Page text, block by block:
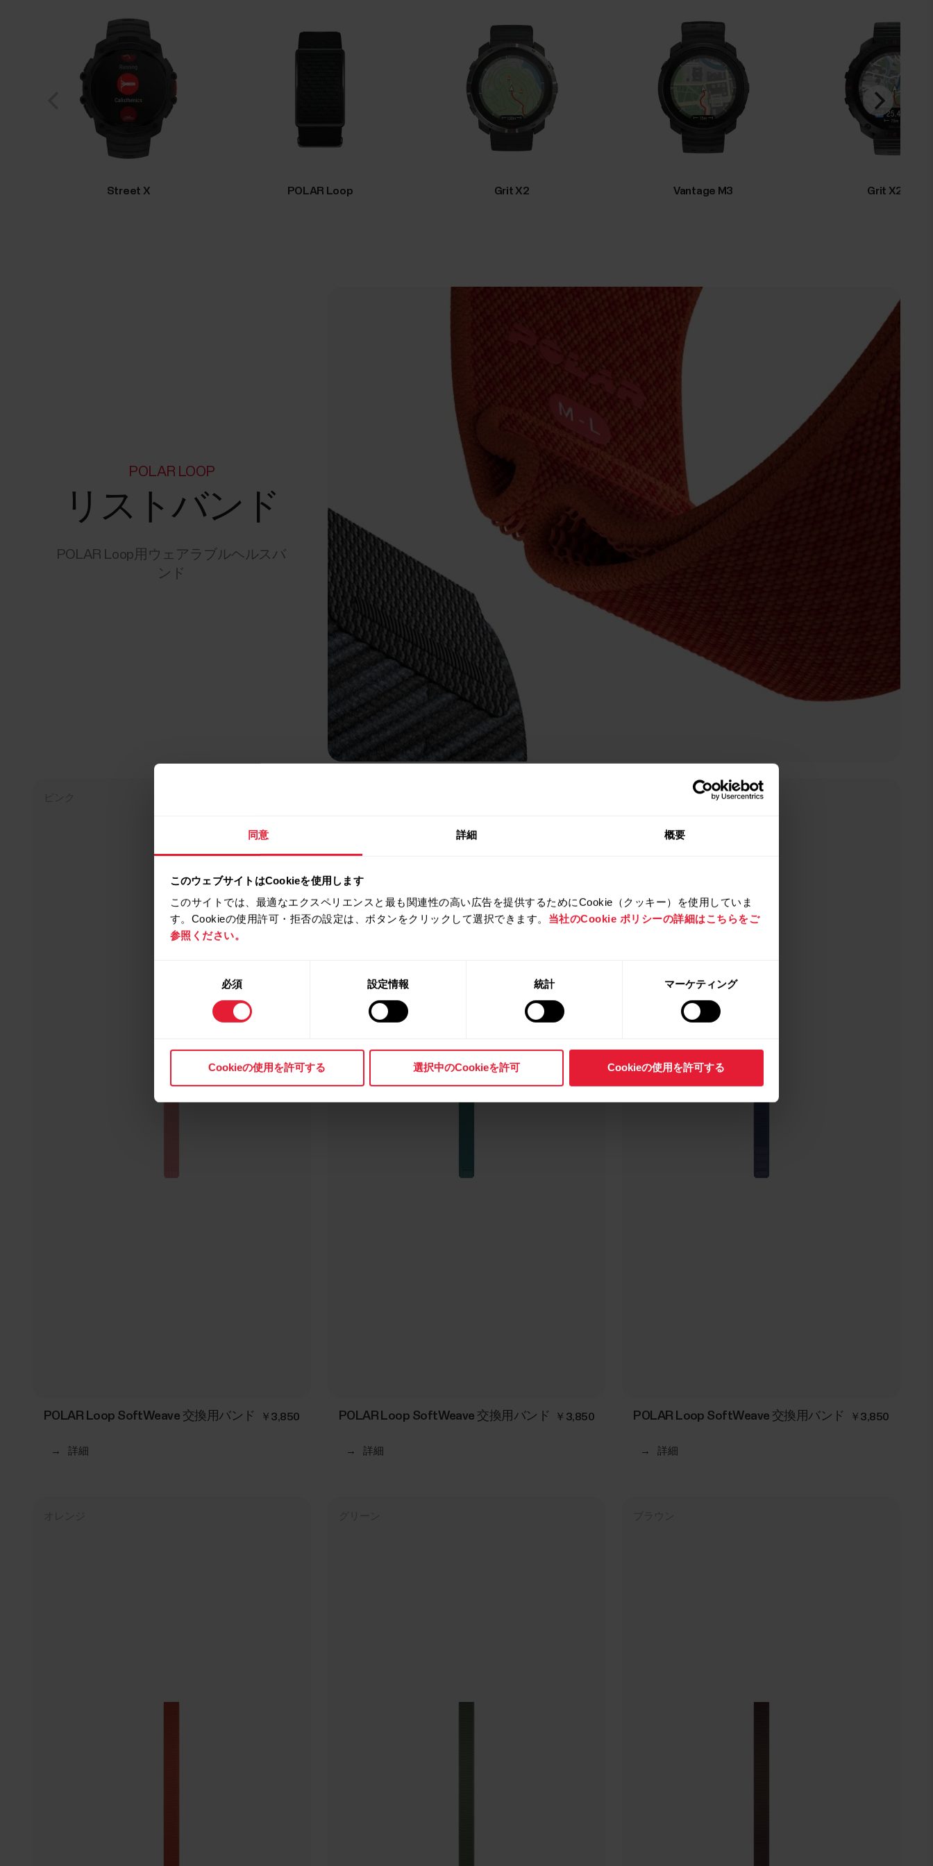
同意 詳細 概要
このウェブサイトはCookieを使用します
このサイトでは、最適なエクスペリエンスと最も関連性の高い広告を提供するためにCookie（クッキー）を使用していま
す。Cookieの使用許可・拒否の設定は、ボタンをクリックして選択できます。 当社のCookie ポリシーの詳細はこちらをご
参照ください。
必須 設定情報 統計 マーケティング
Cookieの使用を許可する 選択中のCookieを許可 Cookieの使用を許可する
Street X POLAR Loop Grit X2 Vantage M3 Grit X2 Pro
POLAR LOOP
リストバンド
POLAR Loop用ウェアラブルヘルスバ
ンド
POLAR Loop SoftWeave 交換用バンド ￥3,850
→ 詳細
POLAR Loop SoftWeave 交換用バンド ￥3,850
→ 詳細
POLAR Loop SoftWeave 交換用バンド ￥3,850
→ 詳細